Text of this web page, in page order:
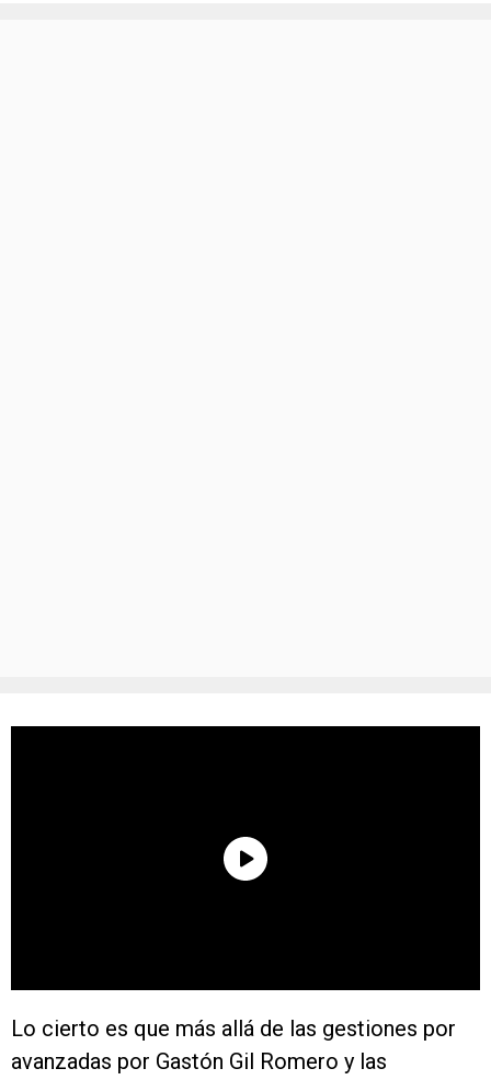
Lo cierto es que más allá de las gestiones por
avanzadas por Gastón Gil Romero y las